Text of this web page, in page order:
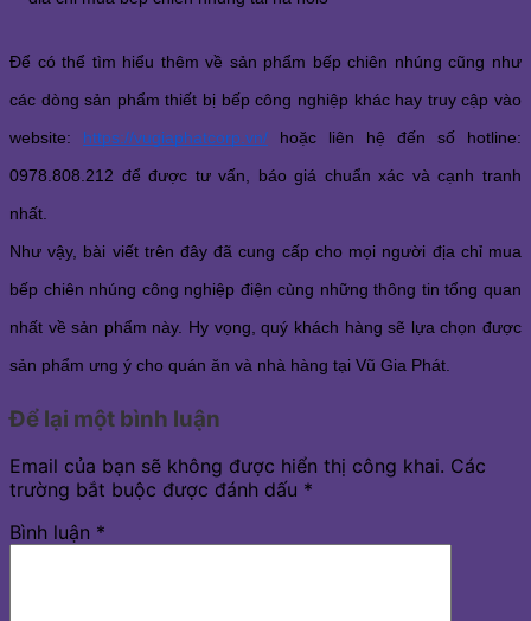
Để có thể tìm hiểu thêm về sản phẩm bếp chiên nhúng cũng như
các dòng sản phẩm thiết bị bếp công nghiệp khác hay truy cập vào
website: https://vugiaphatcorp.vn/ hoặc liên hệ đến số hotline:
0978.808.212 để được tư vấn, báo giá chuẩn xác và cạnh tranh
nhất.
Như vậy, bài viết trên đây đã cung cấp cho mọi người địa chỉ mua
bếp chiên nhúng công nghiệp điện cùng những thông tin tổng quan
nhất về sản phẩm này. Hy vọng, quý khách hàng sẽ lựa chọn được
sản phẩm ưng ý cho quán ăn và nhà hàng tại Vũ Gia Phát.
Để lại một bình luận
Email của bạn sẽ không được hiển thị công khai. Các
trường bắt buộc được đánh dấu *
Bình luận *